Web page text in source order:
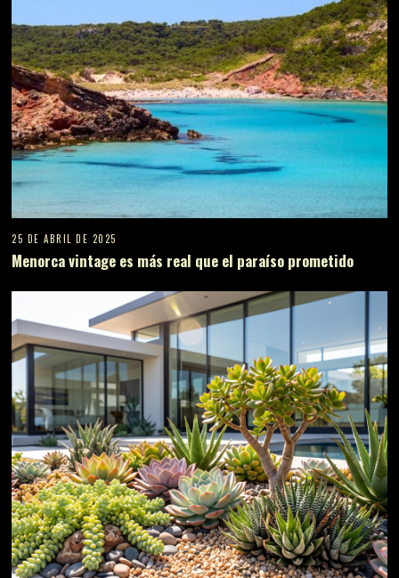
25 DE ABRIL DE 2025
Menorca vintage es más real que el paraíso prometido